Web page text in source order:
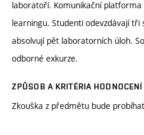
laboratoří. Komunikační
learningu. Studenti odevzdávají
absolvují pět laboratorních úloh.
odborné exkurze.
ZPŮSOB A KRITÉRIA HODNOCENÍ
Zkouška z předmětu bude